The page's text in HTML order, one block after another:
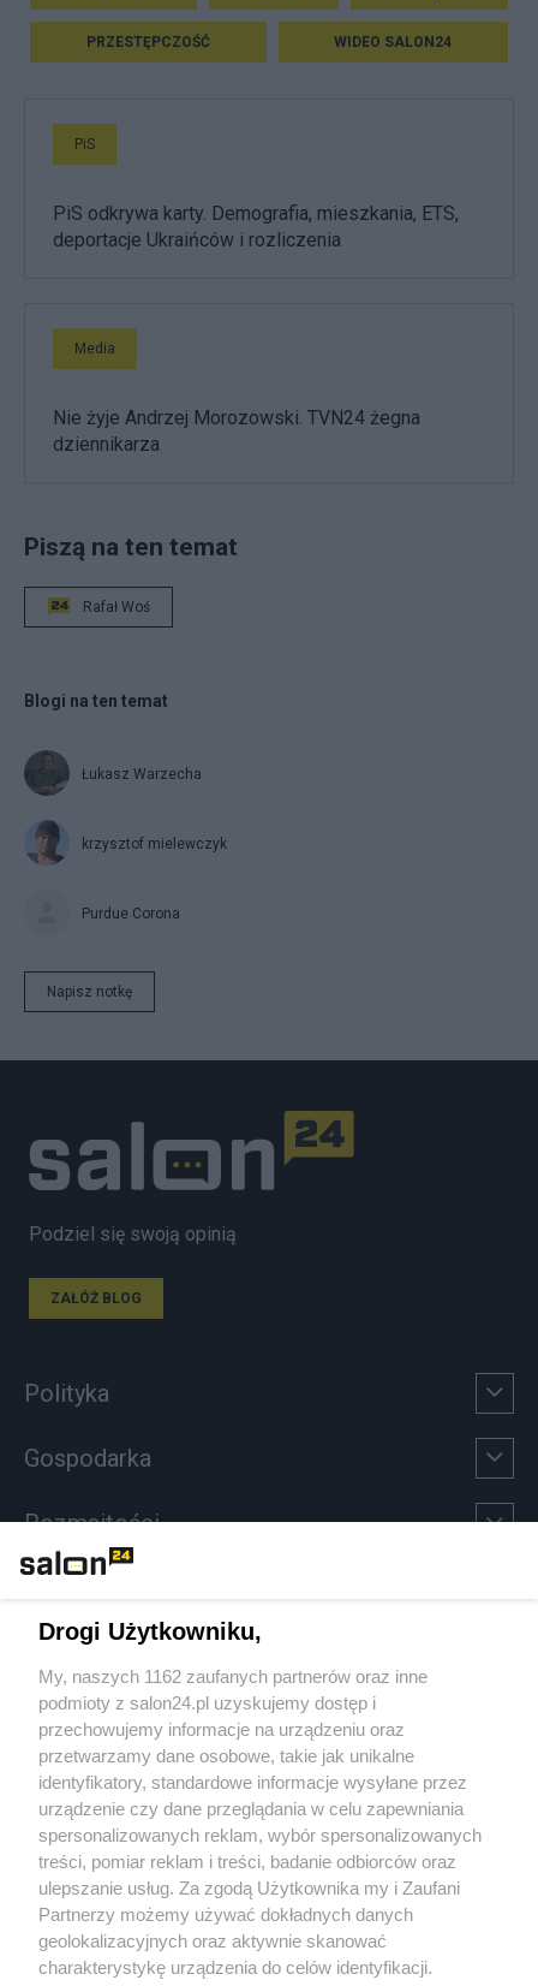
PRZESTĘPCZOŚĆ WIDEO SALON24
PiS
PiS odkrywa karty. Demografia, mieszkania, ETS,
deportacje Ukraińców i rozliczenia
Media
Nie żyje Andrzej Morozowski. TVN24 żegna
dziennikarza
Piszą na ten temat
Rafał Woś
Blogi na ten temat
Łukasz Warzecha
krzysztof mielewczyk
Purdue Corona
Napisz notkę
Podziel się swoją opinią
ZAŁÓŻ BLOG
Polityka
Gospodarka
Rozmaitości
Sport
Społeczeństwo
Kultura
X Facebook Instagram Youtube
Drogi Użytkowniku,
My, naszych 1162 zaufanych partnerów oraz inne
podmioty z salon24.pl uzyskujemy dostęp i
przechowujemy informacje na urządzeniu oraz
przetwarzamy dane osobowe, takie jak unikalne
identyfikatory, standardowe informacje wysyłane przez
urządzenie czy dane przeglądania w celu zapewniania
spersonalizowanych reklam, wybór spersonalizowanych
treści, pomiar reklam i treści, badanie odbiorców oraz
ulepszanie usług. Za zgodą Użytkownika my i Zaufani
Partnerzy możemy używać dokładnych danych
geolokalizacyjnych oraz aktywnie skanować
charakterystykę urządzenia do celów identyfikacji.